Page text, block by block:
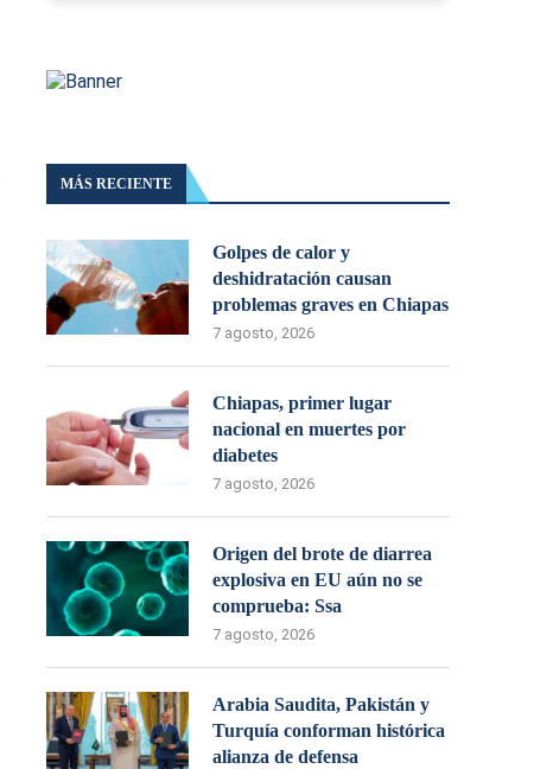
MÁS RECIENTE
Golpes de calor y
deshidratación causan
problemas graves en Chiapas
7 agosto, 2026
Chiapas, primer lugar
nacional en muertes por
diabetes
7 agosto, 2026
Origen del brote de diarrea
explosiva en EU aún no se
comprueba: Ssa
7 agosto, 2026
Arabia Saudita, Pakistán y
Turquía conforman histórica
alianza de defensa